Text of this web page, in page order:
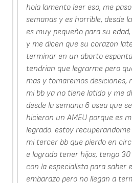
hola lamento leer eso, me
semanas y es horrible, desde
es muy pequeño para su
y me dicen que su corazon
terminar en un aborto
tendrian que legrarme pero
mas y tomaremos desiciones,
mi bb ya no tiene latido y me
desde la semana 6 osea que
hicieron un AMEU porque es
legrado. estoy
mi tercer bb que pierdo en
e logrado tener hijos, tengo
con la especialista para saber
embarazo pero no llegan a